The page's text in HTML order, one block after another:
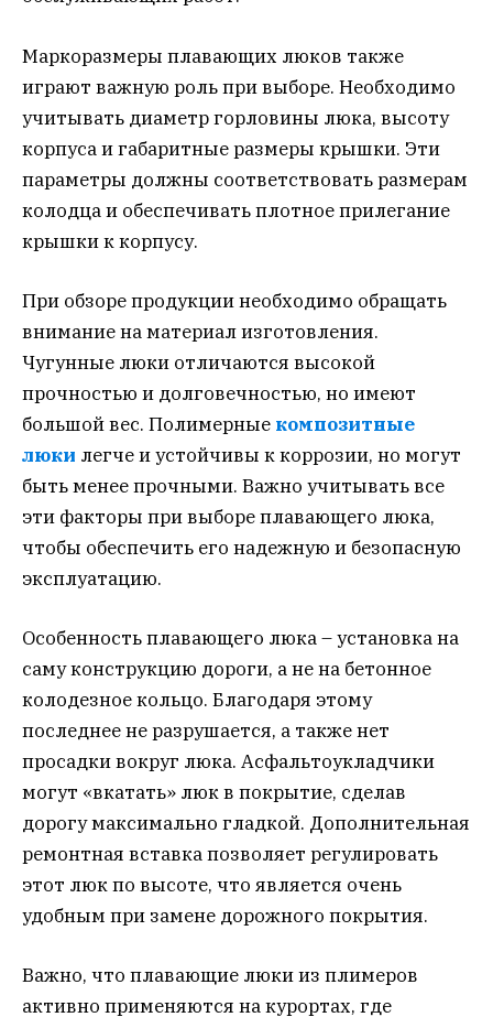
Маркоразмеры плавающих люков также
играют важную роль при выборе. Необходимо
учитывать диаметр горловины люка, высоту
корпуса и габаритные размеры крышки. Эти
параметры должны соответствовать размерам
колодца и обеспечивать плотное прилегание
крышки к корпусу.
При обзоре продукции необходимо обращать
внимание на материал изготовления.
Чугунные люки отличаются высокой
прочностью и долговечностью, но имеют
большой вес. Полимерные композитные
люки легче и устойчивы к коррозии, но могут
быть менее прочными. Важно учитывать все
эти факторы при выборе плавающего люка,
чтобы обеспечить его надежную и безопасную
эксплуатацию.
Особенность плавающего люка – установка на
саму конструкцию дороги, а не на бетонное
колодезное кольцо. Благодаря этому
последнее не разрушается, а также нет
просадки вокруг люка. Асфальтоукладчики
могут «вкатать» люк в покрытие, сделав
дорогу максимально гладкой. Дополнительная
ремонтная вставка позволяет регулировать
этот люк по высоте, что является очень
удобным при замене дорожного покрытия.
Важно, что плавающие люки из плимеров
активно применяются на курортах, где